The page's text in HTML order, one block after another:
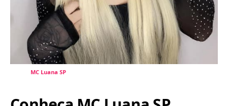
MC Luana SP